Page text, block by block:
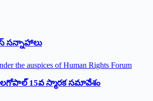
‌సన్నాహాలు
15వ స్మారక సమావేశం